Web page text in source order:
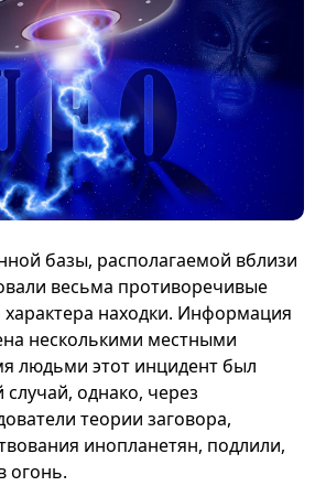
базы, располагаемой вблизи
весьма противоречивые
находки. Информация
несколькими местными
людьми этот инцидент был
однако, через
теории заговора,
инопланетян, подлили,
огонь.